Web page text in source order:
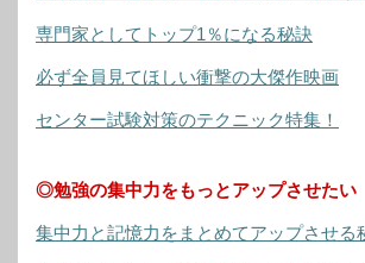
専門家としてトップ1％になる秘訣
必ず全員見てほしい衝撃の大傑作映画
センター試験対策のテクニック特集！
◎勉強の集中力をもっとアップさせたい
集中力と記憶力をまとめてアップさせる